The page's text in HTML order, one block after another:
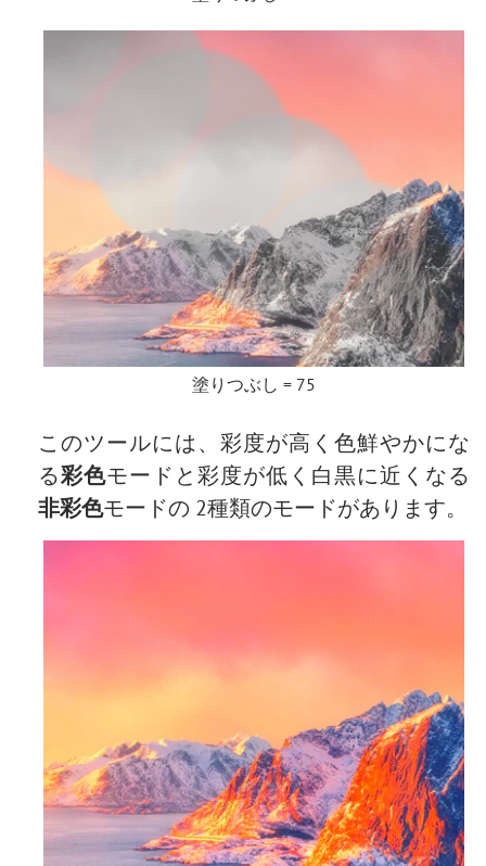
塗りつぶし = 75
このツールには、彩度が高く色鮮やかにな
る彩色モードと彩度が低く白黒に近くなる
非彩色モードの 2種類のモードがあります。